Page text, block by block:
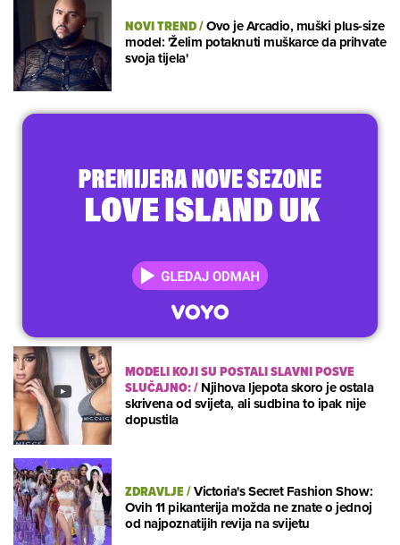
NOVI TREND/Ovo je Arcadio, muški plus-size
model: 'Želim potaknuti muškarce da prihvate
svoja tijela'
MODELI KOJI SU POSTALI SLAVNI POSVE
SLUČAJNO:/Njihova ljepota skoro je ostala
skrivena od svijeta, ali sudbina to ipak nije
dopustila
ZDRAVLJE/Victoria's Secret Fashion Show:
Ovih 11 pikanterija možda ne znate o jednoj
od najpoznatijih revija na svijetu